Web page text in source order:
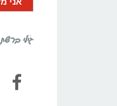
גילי ברשת